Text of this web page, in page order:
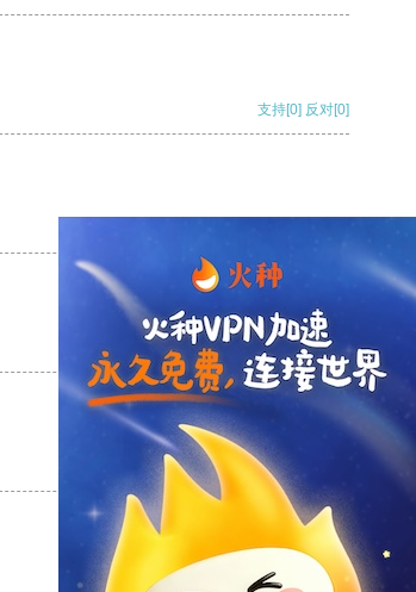
支持[0] 反对[0]
支持 [0] 反对 [0]
支持